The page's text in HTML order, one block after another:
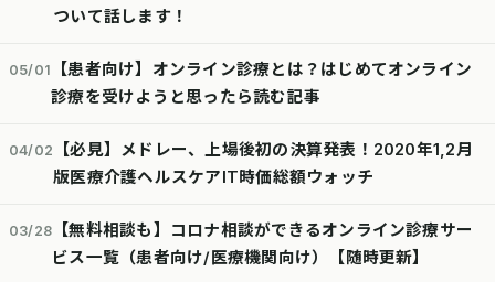
ついて話します！
05/01
【患者向け】オンライン診療とは？はじめてオンライン
診療を受けようと思ったら読む記事
04/02
【必見】メドレー、上場後初の決算発表！2020年1,2月
版医療介護ヘルスケアIT時価総額ウォッチ
03/28
【無料相談も】コロナ相談ができるオンライン診療サー
ビス一覧（患者向け/医療機関向け）【随時更新】